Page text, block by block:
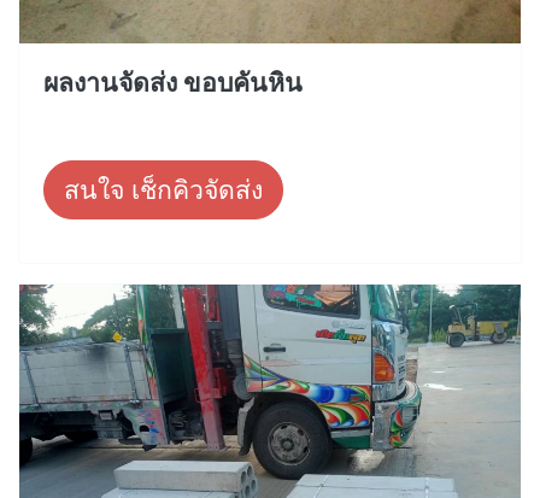
ผลงานจัดส่ง ขอบคันหิน
สนใจ เช็กคิวจัดส่ง